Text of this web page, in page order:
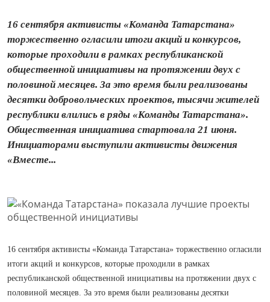
16 сентября активисты «Команда Татарстана»
торжественно огласили итоги акций и конкурсов,
которые проходили в рамках республиканской
общественной инициативы на протяжении двух с
половиной месяцев. За это время были реализованы
десятки добровольческих проектов, тысячи жителей
республики влились в ряды «Команды Татарстана».
Общественная инициатива стартовала 21 июня.
Инициаторами выступили активисты движения
«Вместе...
16 сентября активисты «Команда Татарстана» торжественно огласили
итоги акций и конкурсов, которые проходили в рамках
республиканской общественной инициативы на протяжении двух с
половиной месяцев. За это время были реализованы десятки